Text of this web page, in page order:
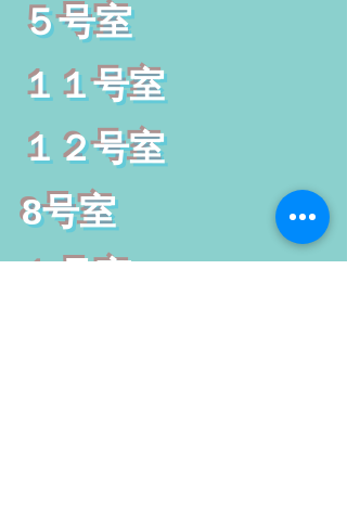
１号室
１２号室
8号室
１１号室
５号室